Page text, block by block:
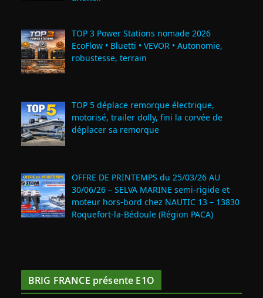
TOP 3 Power Stations nomade 2026
EcoFlow • Bluetti • VEVOR • Autonomie,
robustesse, terrain
TOP 5 déplace remorque électrique,
motorisé, trailer dolly, fini la corvée de
déplacer sa remorque
OFFRE DE PRINTEMPS du 25/03/26 AU
30/06/26 – SELVA MARINE semi-rigide et
moteur hors-bord chez NAUTIC 13 – 13830
Roquefort‑la‑Bédoule (Région PACA)
BRIG FRANCE présente E1O